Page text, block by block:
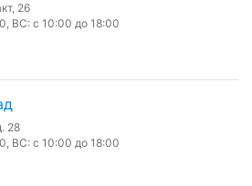
26
ВС: с 10:00 до 18:00
28
ВС: с 10:00 до 18:00